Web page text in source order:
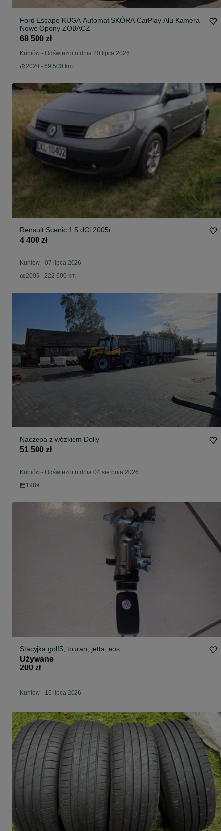
Ford Escape KUGA Automat SKÓRA CarPlay Alu Kamera
Nowe Opony ZOBACZ
68 500 zł
Kuniów - Odświeżono dnia 20 lipca 2026
2020 - 69 500 km
Renault Scenic 1.5 dCi 2005r
4 400 zł
Kuniów - 07 lipca 2026
2005 - 222 600 km
Naczepa z wózkiem Dolly
51 500 zł
Kuniów - Odświeżono dnia 04 sierpnia 2026
1989
Stacyjka golf5, touran, jetta, eos
Używane
200 zł
Kuniów - 16 lipca 2026